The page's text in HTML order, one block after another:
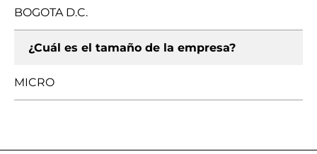
BOGOTA D.C.
¿Cuál es el tamaño de la empresa?
MICRO